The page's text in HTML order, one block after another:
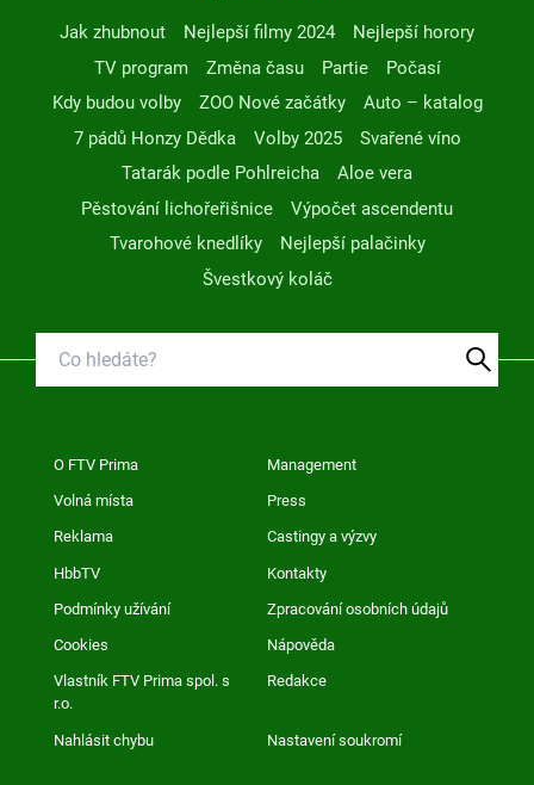
Jak zhubnout Nejlepší filmy 2024
Nejlepší horory
TV program
Změna času Partie
Počasí
Kdy budou volby
ZOO Nové začátky
Auto – katalog
7 pádů Honzy Dědka
Volby 2025
Svařené víno
Tatarák podle Pohlreicha
Aloe vera
Pěstování lichořeřišnice
Výpočet ascendentu
Tvarohové knedlíky
Nejlepší palačinky
Švestkový koláč
O FTV Prima Management
Volná místa Press
Reklama Castingy a výzvy
HbbTV Kontakty
Podmínky užívání Zpracování osobních údajů
Cookies Nápověda
Vlastník FTV Prima spol. s
r.o.
Redakce
Nahlásit chybu Nastavení soukromí